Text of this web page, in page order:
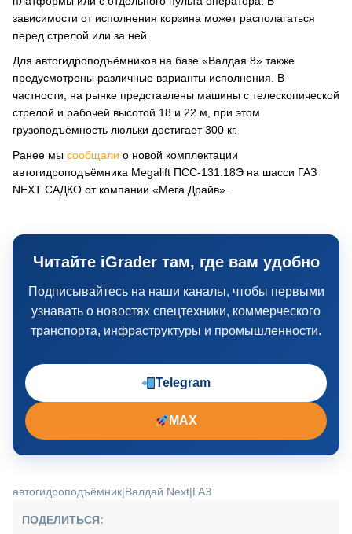
зависимости от исполнения корзина может располагаться
перед стрелой или за ней.
Для автогидроподъёмников на базе «Валдая 8» также
предусмотрены различные варианты исполнения. В
частности, на рынке представлены машины с телескопической
стрелой и рабочей высотой 18 и 22 м, при этом
грузоподъёмность люльки достигает 300 кг.
Ранее мы сообщали о новой комплектации
автогидроподъёмника Megalift ПСС-131.18Э на шасси ГАЗ
NEXT САДКО от компании «Мега Драйв».
Читайте iGrader там, где вам удобно
Подписывайтесь на наши каналы, чтобы первыми
узнавать о новостях спецтехники, коммерческого
транспорта, инфраструктуры и промышленности.
Telegram
MAX
автогидроподъёмник|Валдай Next|ГАЗ
ПОДЕЛИТЬСЯ: